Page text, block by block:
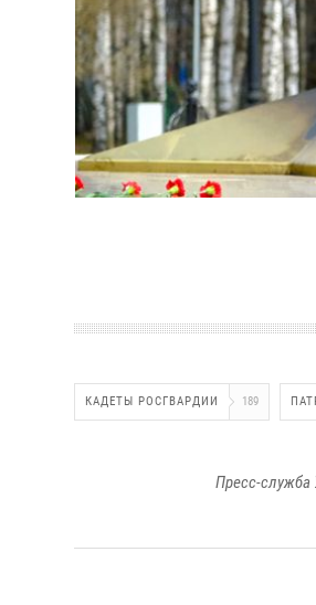
КАДЕТЫ РОСГВАРДИИ 189
Пресс-служба